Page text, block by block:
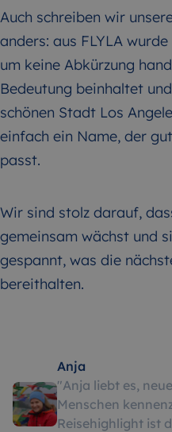
Auch schreiben wir
anders: aus FLYLA
um keine Abkürzung
Bedeutung beinhaltet
schönen Stadt Los
einfach ein Name, der
passt.
Wir sind stolz darauf,
gemeinsam wächst und
gespannt, was die
bereithalten.
Anja
"Anja liebt es,
Menschen
Reisehighlight ist